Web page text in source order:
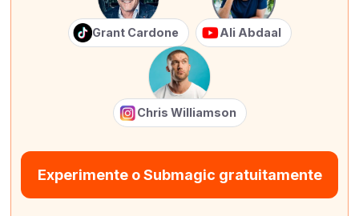
Grant Cardone Ali Abdaal
Chris Williamson
Experimente o Submagic gratuitamente